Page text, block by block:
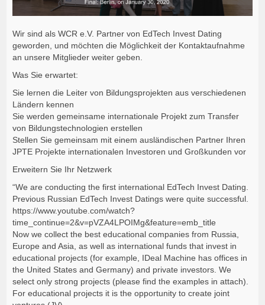
Wir sind als WCR e.V. Partner von EdTech Invest Dating
geworden, und möchten die Möglichkeit der Kontaktaufnahme
an unsere Mitglieder weiter geben.
Was Sie erwartet:
Sie lernen die Leiter von Bildungsprojekten aus verschiedenen
Ländern kennen
Sie werden gemeinsame internationale Projekt zum Transfer
von Bildungstechnologien erstellen
Stellen Sie gemeinsam mit einem ausländischen Partner Ihren
JPTE Projekte internationalen Investoren und Großkunden vor
Erweitern Sie Ihr Netzwerk
“We are conducting the first international EdTech Invest Dating.
Previous Russian EdTech Invest Datings were quite successful.
https://www.youtube.com/watch?
time_continue=2&v=pVZA4LPOIMg&feature=emb_title
Now we collect the best educational companies from Russia,
Europe and Asia, as well as international funds that invest in
educational projects (for example, IDeal Machine has offices in
the United States and Germany) and private investors. We
select only strong projects (please find the examples in attach).
For educational projects it is the opportunity to create joint